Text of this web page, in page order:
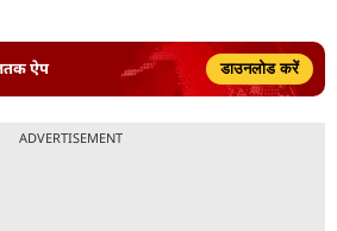
ऐप डाउनलोड करें
ADVERTISEMENT